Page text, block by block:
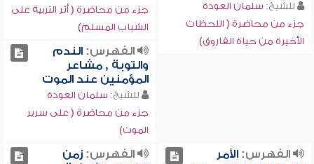
للشيخ: سلمان العودة
جزء من محاضرة ( اللحظات
الأخيرة من حياة الفاروق)
جزء من محاضرة ( أثر التربية على
الشباب المسلم)
الفهرس:الندم
والتوبة , مشاعر
المؤمنين عند الموت
للشيخ: سلمان العودة
جزء من محاضرة ( على سرير
الموت)
الفهرس:الأمر
الفهرس:زمن